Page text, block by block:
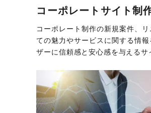
コーポレートサイト制
コーポレート制作の新規案件、
ての魅力やサービスに関する情
ザーに信頼感と安心感を与えるサ